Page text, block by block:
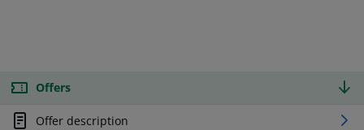
Offers
Offer description